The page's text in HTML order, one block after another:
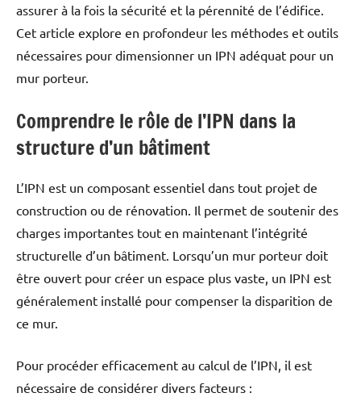
de contreplaqué d'une
épaisseur d'au moins 30 mm est
nécessaire 78 mm de largeur et
259 mm de hauteur Tiges ø 33
du support mural
supplémentaire jusqu'à 100 kg
assurer à la fois la sécurité et la pérennité de l’édifice.
Cet article explore en profondeur les méthodes et outils
nécessaires pour dimensionner un IPN adéquat pour un
mur porteur.
Comprendre le rôle de l’IPN dans la
structure d’un bâtiment
L’IPN est un composant essentiel dans tout projet de
construction ou de rénovation. Il permet de soutenir des
charges importantes tout en maintenant l’intégrité
structurelle d’un bâtiment. Lorsqu’un mur porteur doit
être ouvert pour créer un espace plus vaste, un IPN est
généralement installé pour compenser la disparition de
ce mur.
Pour procéder efficacement au calcul de l’IPN, il est
nécessaire de considérer divers facteurs :